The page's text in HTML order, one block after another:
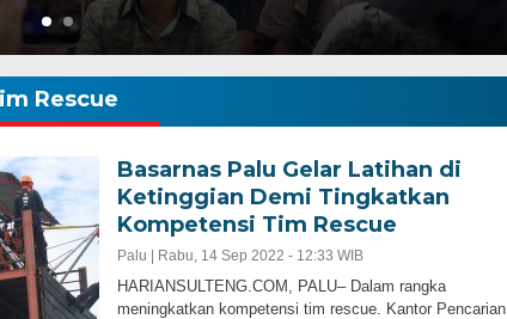
Rescue
Basarnas Palu Gelar Latihan di
Ketinggian Demi Tingkatkan
Kompetensi Tim Rescue
Palu | Rabu, 14 Sep 2022 - 12:33 WIB
HARIANSULTENG.COM, PALU– Dalam rangka
meningkatkan kompetensi tim rescue. Kantor Pencarian